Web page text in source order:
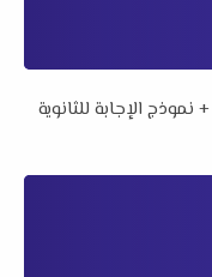
امتحان الرياضيات التطبيقية دور أول 2026 + نموذج الإجابة للثانوية